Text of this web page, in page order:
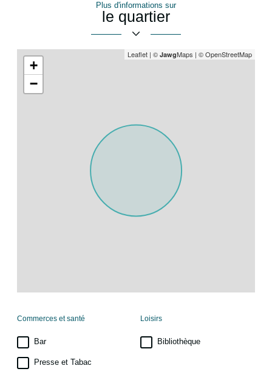
Plus d'informations sur
le quartier
+
−
Leaflet | © JawgMaps | © OpenStreetMap
Commerces et santé
Bar
Presse et Tabac
Loisirs
Bibliothèque